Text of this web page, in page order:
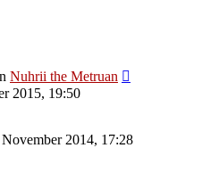
Nuhrii the Metruan
2015, 19:50
November 2014, 17:28